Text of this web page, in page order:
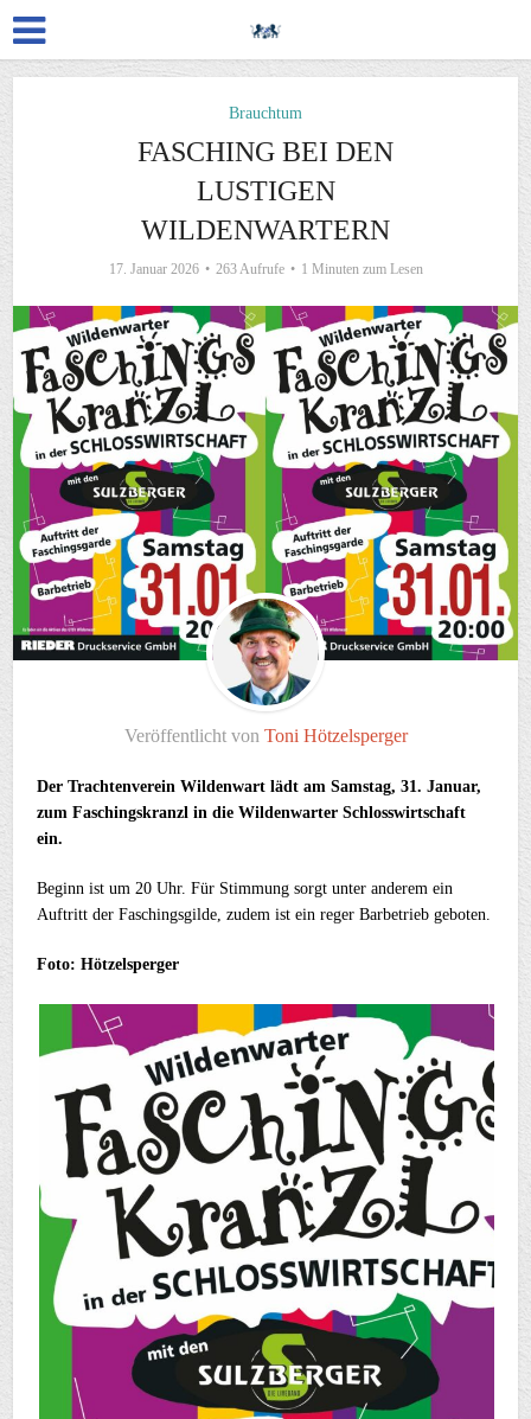
Brauchtum
FASCHING BEI DEN
LUSTIGEN
WILDENWARTERN
17. Januar 2026 263 Aufrufe 1 Minuten zum Lesen
Veröffentlicht von Toni Hötzelsperger
Der Trachtenverein Wildenwart lädt am Samstag, 31. Januar,
zum Faschingskranzl in die Wildenwarter Schlosswirtschaft
ein.
Beginn ist um 20 Uhr. Für Stimmung sorgt unter anderem ein
Auftritt der Faschingsgilde, zudem ist ein reger Barbetrieb geboten.
Foto: Hötzelsperger